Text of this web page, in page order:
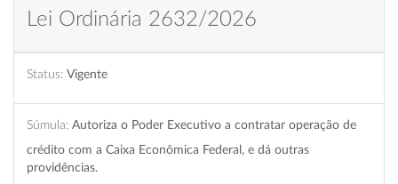
Lei Ordinária 2632/2026
Status: Vigente
Súmula: Autoriza o Poder Executivo a contratar operação de
crédito com a Caixa Econômica Federal, e dá outras
providências.